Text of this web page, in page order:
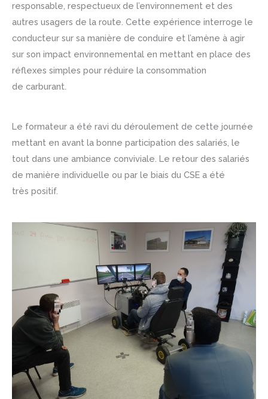
responsable, respectueux de l’environnement et des
autres usagers de la route. Cette expérience interroge le
conducteur sur sa manière de conduire et l’amène à agir
sur son impact environnemental en mettant en place des
réflexes simples pour réduire la consommation
de carburant.
Le formateur a été ravi du déroulement de cette journée
mettant en avant la bonne participation des salariés, le
tout dans une ambiance conviviale. Le retour des salariés
de manière individuelle ou par le biais du CSE a été
très positif.